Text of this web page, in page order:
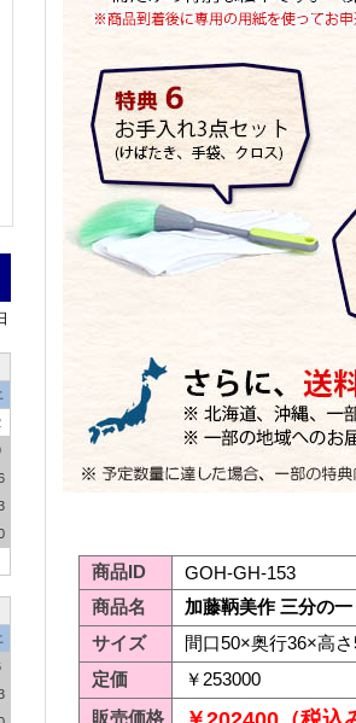
商品ID
GOH-GH-153
商品名
加藤鞆美作 三分の
サイズ
間口50×奥行36×高
定価
￥253000
販売価格